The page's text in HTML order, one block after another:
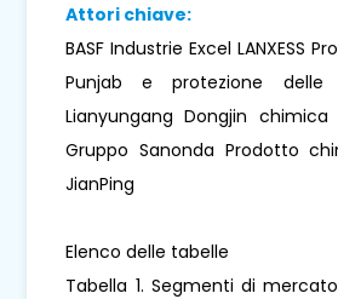
Attori chiave:
BASF Industrie Excel LANXESS
Punjab e protezione delle
Lianyungang Dongjin chimica
Gruppo Sanonda Prodotto
JianPing
Elenco delle tabelle
Tabella 1. Segmenti di